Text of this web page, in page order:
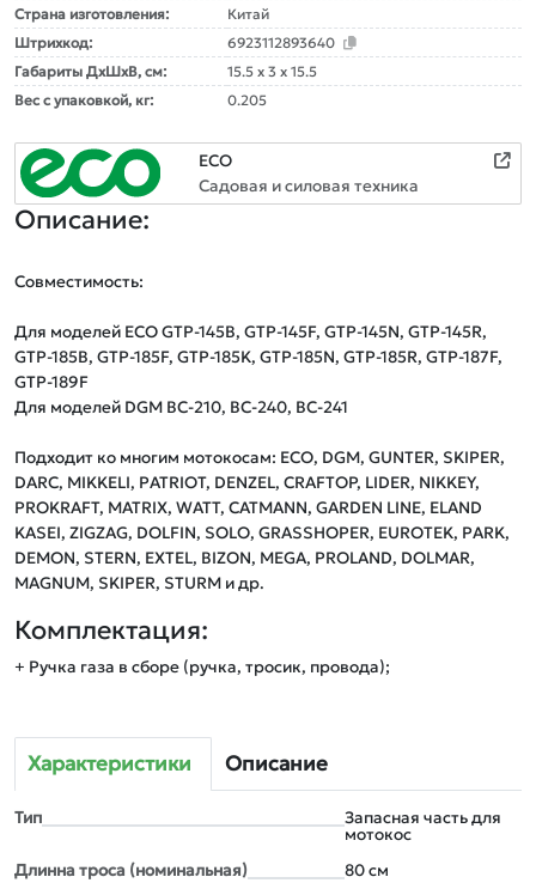
Страна изготовления:
Китай
Штрихкод:
6923112893640
Габариты ДxШxВ, см:
15.5 x 3 x 15.5
Вес с упаковкой, кг:
0.205
ECO
Садовая и силовая техника
Описание:
Совместимость:
Для моделей ECO GTP-145B, GTP-145F, GTP-145N, GTP-145R,
GTP-185B, GTP-185F, GTP-185K, GTP-185N, GTP-185R, GTP-187F,
GTP-189F
Для моделей DGM BC-210, BC-240, BC-241
Подходит ко многим мотокосам: ECO, DGM, GUNTER, SKIPER,
DARC, MIKKELI, PATRIOT, DENZEL, CRAFTOP, LIDER, NIKKEY,
PROKRAFT, MATRIX, WATT, CATMANN, GARDEN LINE, ELAND
KASEI, ZIGZAG, DOLFIN, SOLO, GRASSHOPER, EUROTEK, PARK,
DEMON, STERN, EXTEL, BIZON, MEGA, PROLAND, DOLMAR,
MAGNUM, SKIPER, STURM и др.
Комплектация:
+ Ручка газа в сборе (ручка, тросик, провода);
Характеристики Описание
Тип
Запасная часть для
мотокос
Длинна троса (номинальная)
80 см